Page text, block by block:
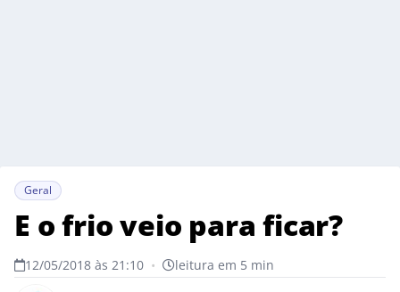
Geral
E o frio veio para ficar?
12/05/2018 às 21:10 • leitura em 5 min